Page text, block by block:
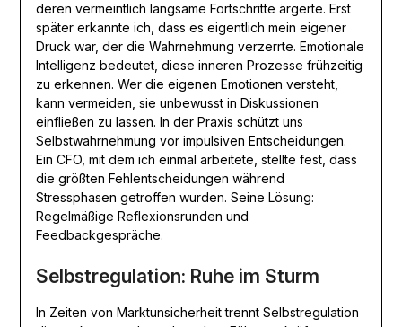
deren vermeintlich langsame Fortschritte ärgerte. Erst
später erkannte ich, dass es eigentlich mein eigener
Druck war, der die Wahrnehmung verzerrte. Emotionale
Intelligenz bedeutet, diese inneren Prozesse frühzeitig
zu erkennen. Wer die eigenen Emotionen versteht,
kann vermeiden, sie unbewusst in Diskussionen
einfließen zu lassen. In der Praxis schützt uns
Selbstwahrnehmung vor impulsiven Entscheidungen.
Ein CFO, mit dem ich einmal arbeitete, stellte fest, dass
die größten Fehlentscheidungen während
Stressphasen getroffen wurden. Seine Lösung:
Regelmäßige Reflexionsrunden und
Feedbackgespräche.
Selbstregulation: Ruhe im Sturm
In Zeiten von Marktunsicherheit trennt Selbstregulation